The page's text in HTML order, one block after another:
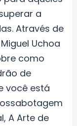
a
Através de
Uchoa
como
de
você está
A Arte de